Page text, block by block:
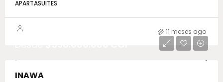
APARTASUITES
11 meses ago
INAWA